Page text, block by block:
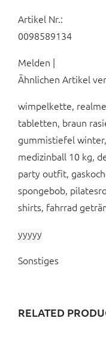
Artikel Nr.:
0098589134
Melden |
Ähnlichen Artikel
wimpelkette,
tabletten, braun
gummistiefel
medizinball 10 kg,
party outfit,
spongebob,
shirts, fahrrad
yyyyy
Sonstiges
RELATED